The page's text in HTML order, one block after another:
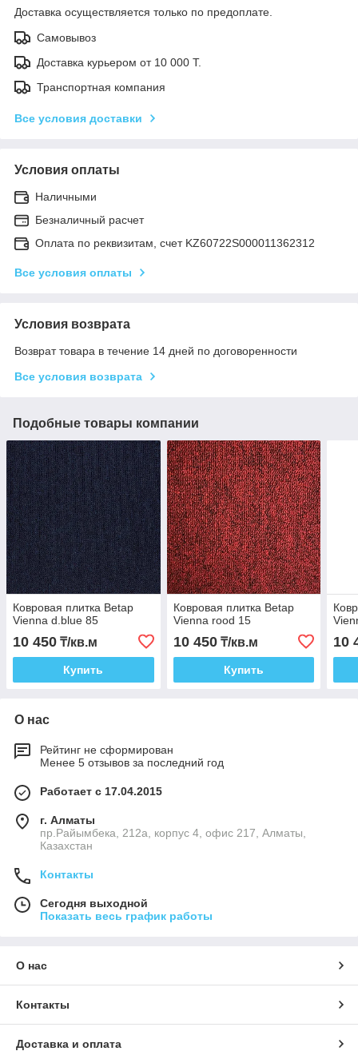
Доставка осуществляется только по предоплате.
Самовывоз
Доставка курьером от 10 000 Т.
Транспортная компания
Все условия доставки
Условия оплаты
Наличными
Безналичный расчет
Оплата по реквизитам, счет KZ60722S000011362312
Все условия оплаты
Условия возврата
Возврат товара в течение 14 дней по договоренности
Все условия возврата
Подобные товары компании
Ковровая плитка Betap
Vienna d.blue 85
10 450 ₸/кв.м
Купить
Ковровая плитка Betap
Vienna rood 15
10 450₸/кв.м
Купить
10
О нас
Рейтинг не сформирован
Менее 5 отзывов за последний год
Работает с 17.04.2015
г. Алматы
пр.Райымбека, 212а, корпус 4, офис 217, Алматы,
Казахстан
Контакты
Сегодня выходной
Показать весь график работы
О нас
Контакты
Доставка и оплата